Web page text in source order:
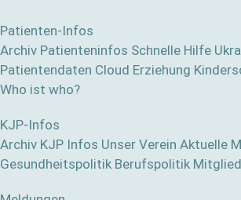
Patienten-Infos
Archiv Patienteninfos Schnelle Hilfe
Patientendaten Cloud Erziehung
Who ist who?
KJP-Infos
Archiv KJP Infos Unser Verein Aktuelle
Gesundheitspolitik Berufspolitik